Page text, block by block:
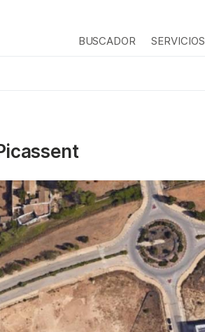
BUSCADOR
SERVICIOS